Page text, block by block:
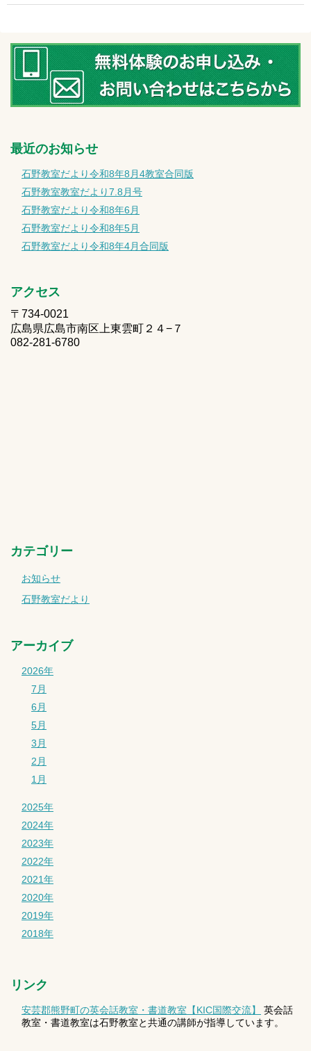
最近のお知らせ
石野教室だより令和8年8月4教室合同版
石野教室教室だより7.8月号
石野教室だより令和8年6月
石野教室だより令和8年5月
石野教室だより令和8年4月合同版
アクセス
〒734-0021
広島県広島市南区上東雲町２４−７
082-281-6780
カテゴリー
お知らせ
石野教室だより
アーカイブ
2026年
7月
6月
5月
3月
2月
1月
2025年
2024年
2023年
2022年
2021年
2020年
2019年
2018年
リンク
安芸郡熊野町の英会話教室・書道教室【KIC国際交流】
英会話
教室・書道教室は石野教室と共通の講師が指導しています。